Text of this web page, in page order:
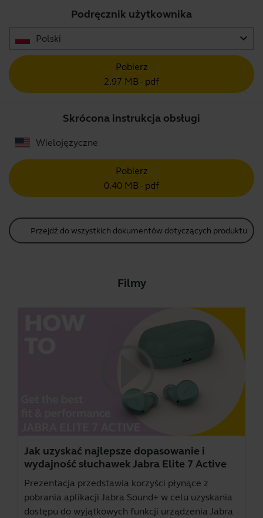
Podręcznik użytkownika
Polski expand_more
Pobierz
2.97 MB - pdf
Skrócona instrukcja obsługi
Wielojęzyczne
Pobierz
0.40 MB - pdf
Przejdź do wszystkich dokumentów dotyczących produktu
Filmy
Jak uzyskać najlepsze dopasowanie i
wydajność słuchawek Jabra Elite 7 Active
Prezentacja przedstawia korzyści płynące z
pobrania aplikacji Jabra Sound+ w celu uzyskania
dostępu do wyjątkowych funkcji urządzenia Jabra